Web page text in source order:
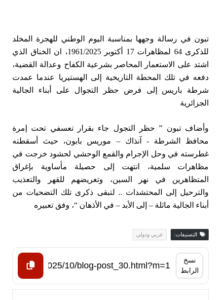
تبون في رسالة وجهها بمناسبة اليوم الوطني للهجرة المخلد
للذكرى 64 لمظاهرات 17 أكتوبر 1961/2025، ان الخناق الذي
اشتد على الاستعمار المحاصر بشرعية الكفاح وعدالة القضية،
دفعه في تلك المحطة التاريخية إلى الهستيريا عندما عمدت
شرطة باريس إلى فرض حظر التجوال على أبناء الجالية
الجزائرية
وأضاف تبون ” حظر التجول جاء بقرار تعسفي تحت إمرة
محافظ الشرطة - آنذاك – موريس بابون، حيث أسقطته
غطرسته في وحل الإجرام والقمع الوحشي لحشود خرجت في
مظاهرات سلمية، انتهت إلى حصيلة مأساوية بإغراق
المتظاهرين في نهر السين، وتعريضهم للقهر والتعذيب
والترحيل إلى المحتشدات .. لتبقى ذكرى تلك التضحيات من
أبناء الجالية ماثلة – إلى الأبد – في الأذهان “، وفق تعبيره
التصنيفات: عربي ودولي
نسخ
الرابط